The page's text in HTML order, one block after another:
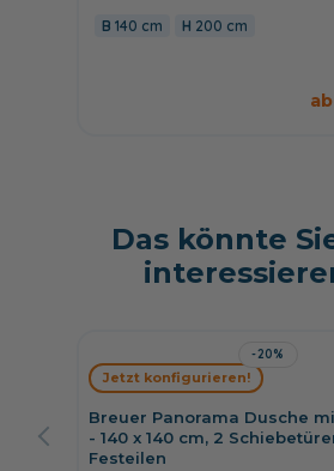
140 cm 200 cm
Das könnte
-20%
Breuer Panorama Dusche
- 140 x 140 cm, 2
Festeilen
Jetzt konfigurieren!